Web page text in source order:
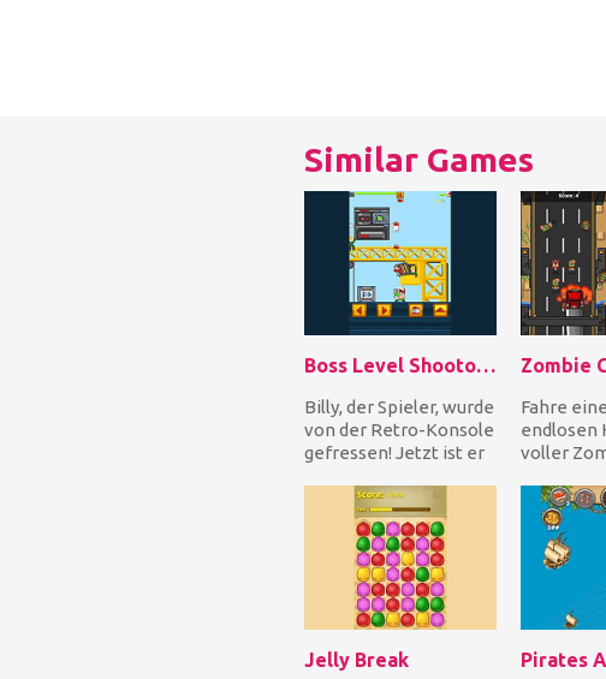
Similar Games
Boss Level Shootout
Billy, der Spieler, wurde
von der Retro-Konsole
gefressen! Jetzt ist er
Zombie
Fahre
endlosen
voller
Untoten
Jelly Break Pirates